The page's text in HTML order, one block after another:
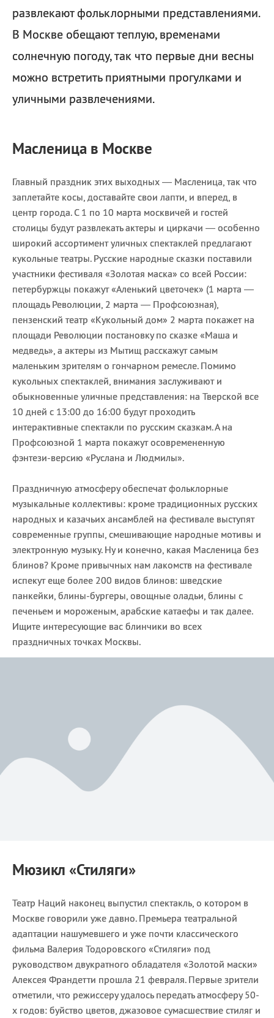
развлекают фольклорными представлениями.
В Москве обещают теплую, временами
солнечную погоду, так что первые дни весны
можно встретить приятными прогулками и
уличными развлечениями.
Масленица в Москве
Главный праздник этих выходных — Масленица, так что
заплетайте косы, доставайте свои лапти, и вперед, в
центр города. С 1 по 10 марта москвичей и гостей
столицы будут развлекать актеры и циркачи — особенно
широкий ассортимент уличных спектаклей предлагают
кукольные театры. Русские народные сказки поставили
участники фестиваля «Золотая маска» со всей России:
петербуржцы покажут «Аленький цветочек» (1 марта —
площадь Революции, 2 марта — Профсоюзная),
пензенский театр «Кукольный дом» 2 марта покажет на
площади Революции постановку по сказке «Маша и
медведь», а актеры из Мытищ расскажут самым
маленьким зрителям о гончарном ремесле. Помимо
кукольных спектаклей, внимания заслуживают и
обыкновенные уличные представления: на Тверской все
10 дней с 13:00 до 16:00 будут проходить
интерактивные спектакли по русским сказкам. А на
Профсоюзной 1 марта покажут осовремененную
фэнтези-версию «Руслана и Людмилы».
Праздничную атмосферу обеспечат фольклорные
музыкальные коллективы: кроме традиционных русских
народных и казачьих ансамблей на фестивале выступят
современные группы, смешивающие народные мотивы и
электронную музыку. Ну и конечно, какая Масленица без
блинов? Кроме привычных нам лакомств на фестивале
испекут еще более 200 видов блинов: шведские
панкейки, блины-бургеры, овощные оладьи, блины с
печеньем и мороженым, арабские катаефы и так далее.
Ищите интересующие вас блинчики во всех
праздничных точках Москвы.
Мюзикл «Стиляги»
Театр Наций наконец выпустил спектакль, о котором в
Москве говорили уже давно. Премьера театральной
адаптации нашумевшего и уже почти классического
фильма Валерия Тодоровского «Стиляги» под
руководством двукратного обладателя «Золотой маски»
Алексея Франдетти прошла 21 февраля. Первые зрители
отметили, что режиссеру удалось передать атмосферу 50-
х годов: буйство цветов, джазовое сумасшествие стиляг и